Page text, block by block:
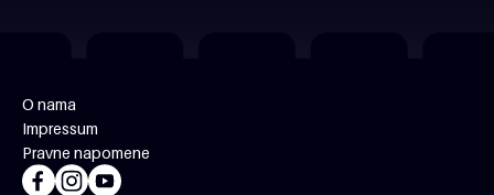
O nama
Impressum
Pravne napomene